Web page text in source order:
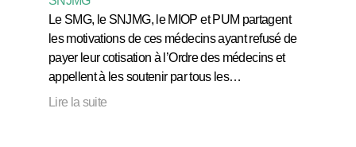
Le SMG, le SNJMG, le MIOP et PUM partagent
les motivations de ces médecins ayant refusé de
payer leur cotisation à l’Ordre des médecins et
appellent à les soutenir par tous les…
Lire la suite